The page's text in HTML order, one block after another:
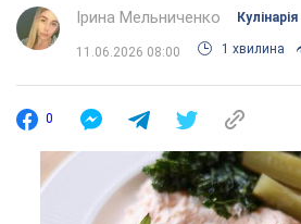
Ірина Мельниченко Кулінарія
11.06.2026 08:00 1 хвилина
0